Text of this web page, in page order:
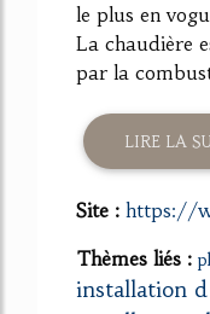
le plus en
La chaudière
par la
LIRE LA
Site : https://
Thèmes liés :
installation